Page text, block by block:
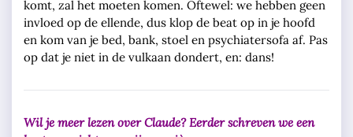
komt, zal het moeten komen. Oftewel: we hebben geen
invloed op de ellende, dus klop de beat op in je hoofd
en kom van je bed, bank, stoel en psychiatersofa af. Pas
op dat je niet in de vulkaan dondert, en: dans!
Wil je meer lezen over Claude? Eerder schreven we een